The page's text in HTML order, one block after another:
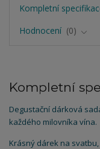
Kompletní
Hodnocení
0
Kompletní
Degustační dárková
každého milovníka vína.
Krásný dárek na